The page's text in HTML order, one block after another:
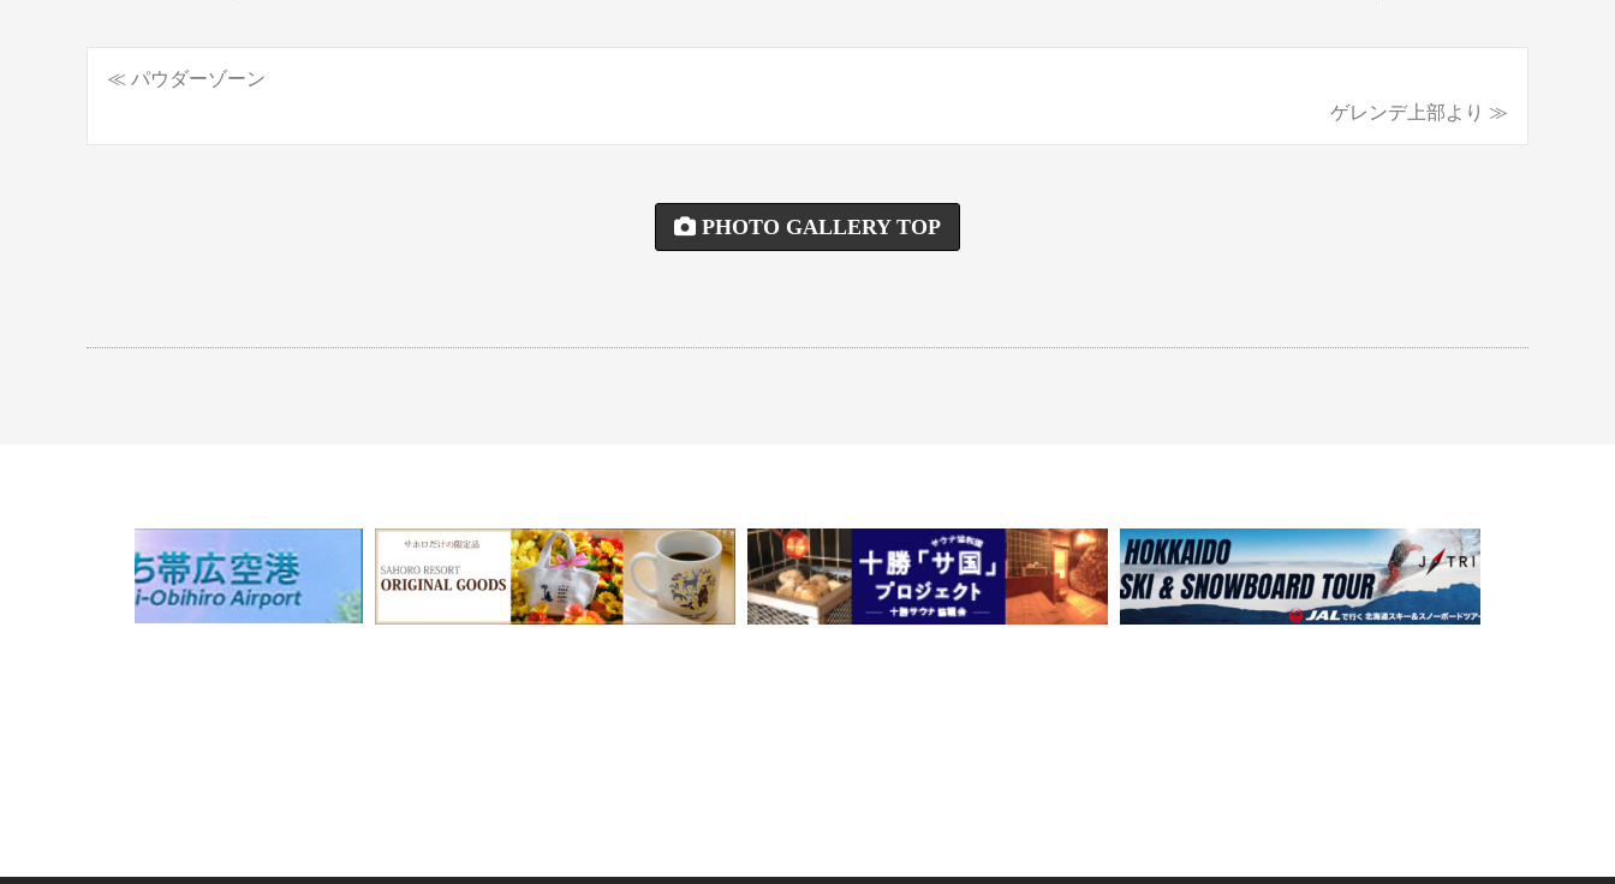
投
ゲ
ョ
ン
≪ パウダーゾーン
ゲレンデ上部より ≫
PHOTO GALLERY TOP